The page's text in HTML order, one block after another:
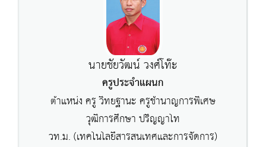
นายชัยวัฒน์ วงศ์โท๊ะ
ครูประจำแผนก
ตำแหน่ง ครู วิทยฐานะ ครูชำนาญการพิเศษ
วุฒิการศึกษา ปริญญาโท
วท.ม. (เทคโนโลยีสารสนเทศและการจัดการ)